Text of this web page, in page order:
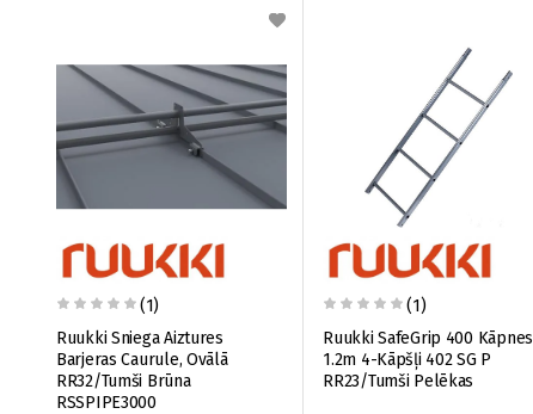
(1)
Ruukki Sniega Aiztures
Barjeras Caurule, Ovālā
RR32/Tumši Brūna
RSSPIPE3000
(1)
Ruukki SafeGrip 400 Kāpnes
1.2m 4-Kāpšļi 402 SG P
RR23/Tumši Pelēkas